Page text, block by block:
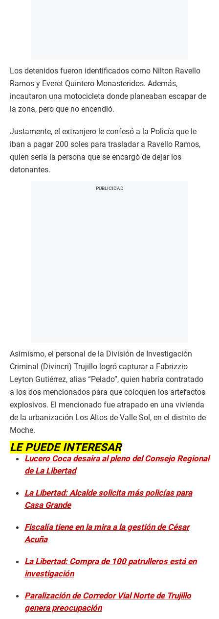
Los detenidos fueron identificados como Nilton Ravello
Ramos y Everet Quintero Monasteridos. Además,
incautaron una motocicleta donde planeaban escapar de
la zona, pero que no encendió.
Justamente, el extranjero le confesó a la Policía que le
iban a pagar 200 soles para trasladar a Ravello Ramos,
quien sería la persona que se encargó de dejar los
detonantes.
Asimismo, el personal de la División de Investigación
Criminal (Divincri) Trujillo logró capturar a Fabrizzio
Leyton Gutiérrez, alias “Pelado”, quien habría contratado
a los dos mencionados para que coloquen los artefactos
explosivos. El mencionado fue atrapado en una vivienda
de la urbanización Los Altos de Valle Sol, en el distrito de
Moche.
LE PUEDE INTERESAR
Lucero Coca desaira al pleno del Consejo Regional
de La Libertad
La Libertad: Alcalde solicita más policías para
Casa Grande
Fiscalía tiene en la mira a la gestión de César
Acuña
La Libertad: Compra de 100 patrulleros está en
investigación
Paralización de Corredor Vial Norte de Trujillo
genera preocupación